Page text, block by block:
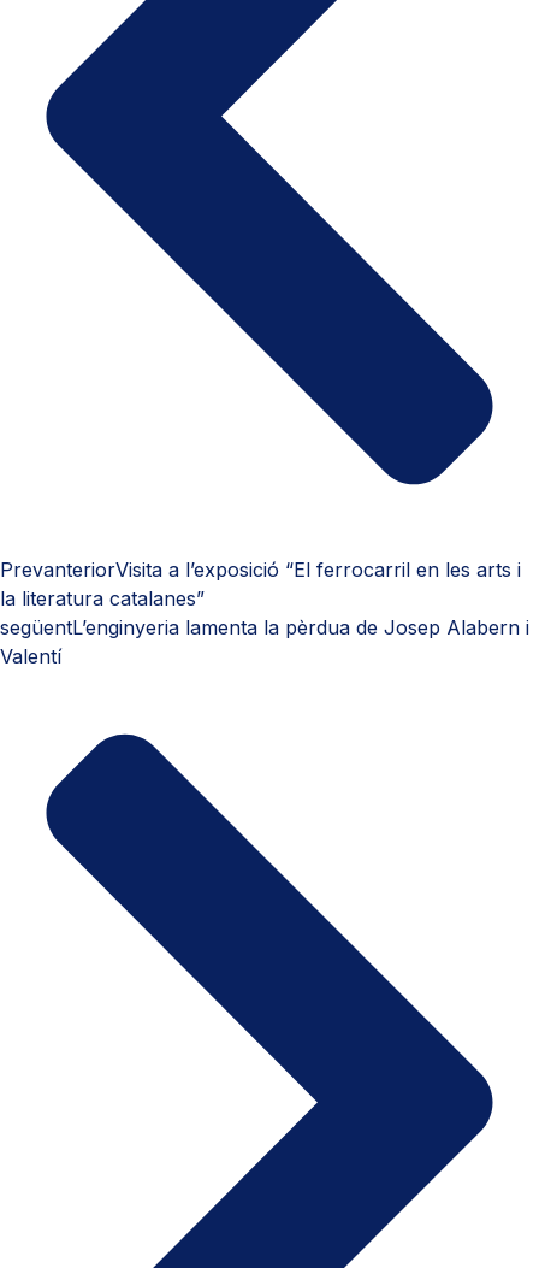
PrevanteriorVisita a l’exposició “El ferrocarril en les arts i
la literatura catalanes”
següentL’enginyeria lamenta la pèrdua de Josep Alabern i
Valentí